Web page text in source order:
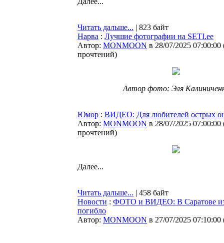
Читать дальше... | 823 байт
Нарва : Лучшие фотографии на SETI.ee
Автор: MONMOON в 28/07/2025 07:00:00
прочтений)
Автор фото: Эля
Юмор : ВИДЕО: Для любителей острых
Автор: MONMOON в 28/07/2025 07:00:00
прочтений)
Далее...
Читать дальше... | 458 байт
Новости : ФОТО и ВИДЕО: В Саратове из-
погибло
Автор: MONMOON в 27/07/2025 07:10:00